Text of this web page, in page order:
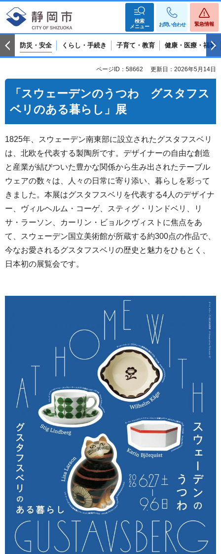
検索
メニュー
お問い合わせ 緊急情報
防災・安全 くらし・手続き 子育て・教育 健康・医療・福祉
ページID：58662 更新日：2026年5月14日
「スウェーデンのうつわ グスタフス
ベリのある暮らし」展
1825年、スウェーデン南東部に設立されたグスタフスベリ
は、北欧を代表する製陶所です。デザイナーの自由な創造
と産業が結びついた豊かな関係から生み出されたテーブル
ウェアの数々は、人々の日常に寄り添い、暮らしを彩って
きました。本展はグスタフスベリを代表する4人のデザイナ
ー、ヴィルヘルム・コーゲ、スティグ・リンドベリ、リ
サ・ラーソン、カーリン・ビョルクヴィストに焦点をあ
て、スウェーデン国立美術館が所蔵する約300点の作品で、
今なお愛されるグスタフスベリの歴史と魅力をひもとく、
日本初の展覧会です。